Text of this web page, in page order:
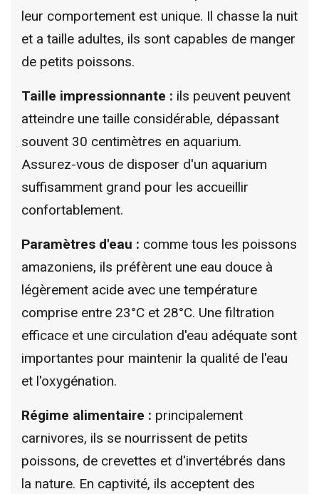
leur comportement est unique. Il chasse la nuit
et a taille adultes, ils sont capables de manger
de petits poissons.
Taille impressionnante : ils peuvent peuvent
atteindre une taille considérable, dépassant
souvent 30 centimètres en aquarium.
Assurez-vous de disposer d'un aquarium
suffisamment grand pour les accueillir
confortablement.
Paramètres d'eau : comme tous les poissons
amazoniens, ils préfèrent une eau douce à
légèrement acide avec une température
comprise entre 23°C et 28°C. Une filtration
efficace et une circulation d'eau adéquate sont
importantes pour maintenir la qualité de l'eau
et l'oxygénation.
Régime alimentaire : principalement
carnivores, ils se nourrissent de petits
poissons, de crevettes et d'invertébrés dans
la nature. En captivité, ils acceptent des